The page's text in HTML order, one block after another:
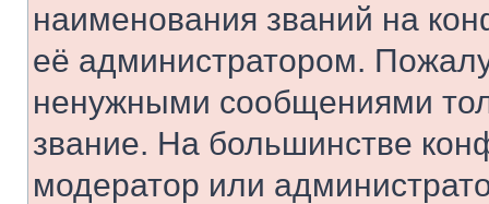
наименования званий на
её администратором.
ненужными сообщениями
звание. На большинстве
модератор или